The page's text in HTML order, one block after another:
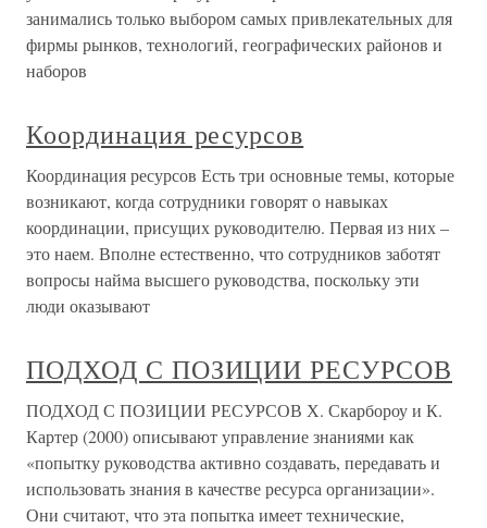
занимались только выбором самых привлекательных для
фирмы рынков, технологий, географических районов и
наборов
Координация ресурсов
Координация ресурсов Есть три основные темы, которые
возникают, когда сотрудники говорят о навыках
координации, присущих руководителю. Первая из них –
это наем. Вполне естественно, что сотрудников заботят
вопросы найма высшего руководства, поскольку эти
люди оказывают
ПОДХОД С ПОЗИЦИИ РЕСУРСОВ
ПОДХОД С ПОЗИЦИИ РЕСУРСОВ Х. Скарбороу и К.
Картер (2000) описывают управление знаниями как
«попытку руководства активно создавать, передавать и
использовать знания в качестве ресурса организации».
Они считают, что эта попытка имеет технические,